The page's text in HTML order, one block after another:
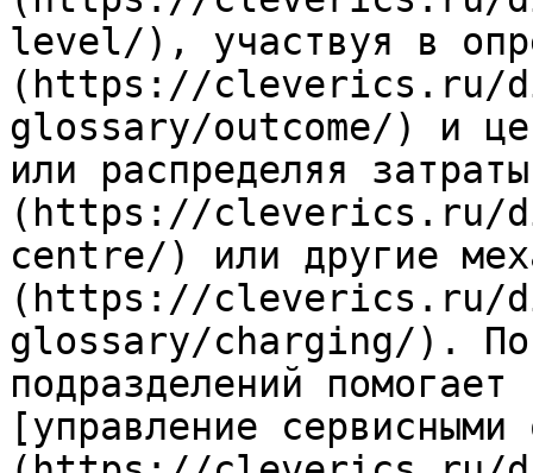
level/), участвуя в
(https://cleverics.ru/
glossary/outcome/) и
или распределяя
(https://cleverics.ru/
centre/) или другие
(https://cleverics.ru/
glossary/charging/).
подразделений
[управление сервисными